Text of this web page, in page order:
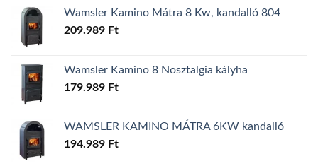
Wamsler Kamino Mátra 8 Kw, kandalló 804
209.989 Ft
Wamsler Kamino 8 Nosztalgia kályha
179.989 Ft
WAMSLER KAMINO MÁTRA 6KW kandalló
194.989 Ft